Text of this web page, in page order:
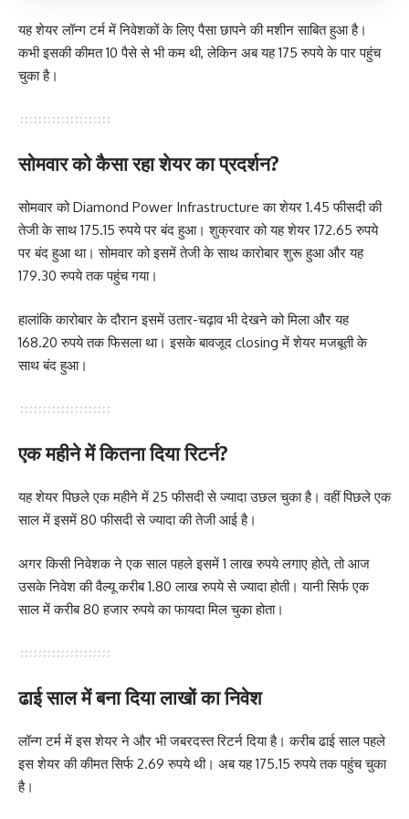
यह शेयर लॉन्ग टर्म में निवेशकों के लिए पैसा छापने की मशीन साबित हुआ है।
कभी इसकी कीमत 10 पैसे से भी कम थी, लेकिन अब यह 175 रुपये के पार पहुंच
चुका है।
सोमवार को कैसा रहा शेयर का प्रदर्शन?
सोमवार को Diamond Power Infrastructure का शेयर 1.45 फीसदी की
तेजी के साथ 175.15 रुपये पर बंद हुआ। शुक्रवार को यह शेयर 172.65 रुपये
पर बंद हुआ था। सोमवार को इसमें तेजी के साथ कारोबार शुरू हुआ और यह
179.30 रुपये तक पहुंच गया।
हालांकि कारोबार के दौरान इसमें उतार-चढ़ाव भी देखने को मिला और यह
168.20 रुपये तक फिसला था। इसके बावजूद closing में शेयर मजबूती के
साथ बंद हुआ।
एक महीने में कितना दिया रिटर्न?
यह शेयर पिछले एक महीने में 25 फीसदी से ज्यादा उछल चुका है। वहीं पिछले एक
साल में इसमें 80 फीसदी से ज्यादा की तेजी आई है।
अगर किसी निवेशक ने एक साल पहले इसमें 1 लाख रुपये लगाए होते, तो आज
उसके निवेश की वैल्यू करीब 1.80 लाख रुपये से ज्यादा होती। यानी सिर्फ एक
साल में करीब 80 हजार रुपये का फायदा मिल चुका होता।
ढाई साल में बना दिया लाखों का निवेश
लॉन्ग टर्म में इस शेयर ने और भी जबरदस्त रिटर्न दिया है। करीब ढाई साल पहले
इस शेयर की कीमत सिर्फ 2.69 रुपये थी। अब यह 175.15 रुपये तक पहुंच चुका
है।